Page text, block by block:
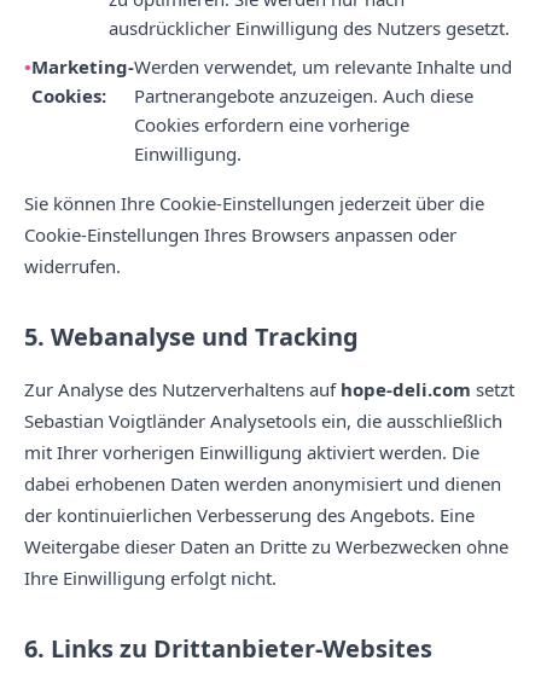
ausdrücklicher Einwilligung des Nutzers gesetzt.
Marketing-
Cookies:
Werden verwendet, um relevante Inhalte und
Partnerangebote anzuzeigen. Auch diese
Cookies erfordern eine vorherige
Einwilligung.
Sie können Ihre Cookie-Einstellungen jederzeit über die
Cookie-Einstellungen Ihres Browsers anpassen oder
widerrufen.
5. Webanalyse und Tracking
Zur Analyse des Nutzerverhaltens auf hope-deli.com setzt
Sebastian Voigtländer Analysetools ein, die ausschließlich
mit Ihrer vorherigen Einwilligung aktiviert werden. Die
dabei erhobenen Daten werden anonymisiert und dienen
der kontinuierlichen Verbesserung des Angebots. Eine
Weitergabe dieser Daten an Dritte zu Werbezwecken ohne
Ihre Einwilligung erfolgt nicht.
6. Links zu Drittanbieter-Websites